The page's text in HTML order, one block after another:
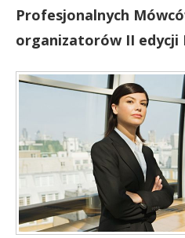
Profesjonalnych
organizatorów II edycji